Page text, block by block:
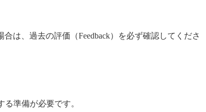
は、過去の評価（Feedback）を必ず確認してくださ
準備が必要です。